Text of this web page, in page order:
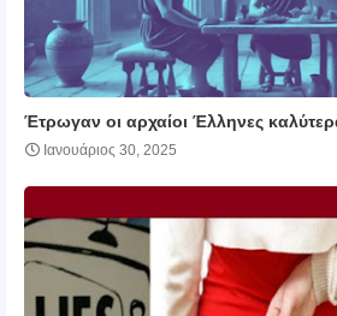
Έτρωγαν οι αρχαίοι Έλληνες
Ιανουάριος 30, 2025